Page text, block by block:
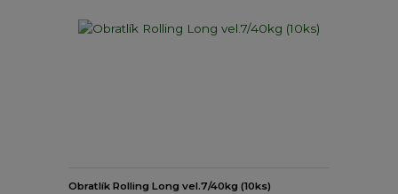
Obratlík Rolling Long vel.7/40kg (10ks)